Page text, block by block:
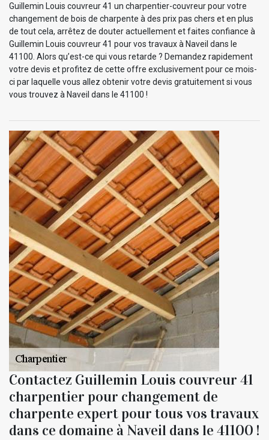
Guillemin Louis couvreur 41 un charpentier-couvreur pour votre
changement de bois de charpente à des prix pas chers et en plus
de tout cela, arrêtez de douter actuellement et faites confiance à
Guillemin Louis couvreur 41 pour vos travaux à Naveil dans le
41100. Alors qu’est-ce qui vous retarde ? Demandez rapidement
votre devis et profitez de cette offre exclusivement pour ce mois-
ci par laquelle vous allez obtenir votre devis gratuitement si vous
vous trouvez à Naveil dans le 41100 !
Contactez Guillemin Louis couvreur 41
charpentier pour changement de
charpente expert pour tous vos travaux
dans ce domaine à Naveil dans le 41100 !